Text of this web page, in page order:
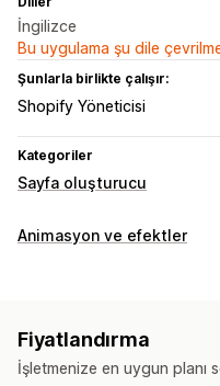
İngilizce
Bu uygulama şu dile
Şunlarla birlikte çalışır:
Shopify Yöneticisi
Kategoriler
Sayfa oluşturucu
Sayfa türleri
Basın sayfaları
Kariyer
Tema bölümleri Özel
Animasyon ve efektler
Özel animasyonlar
Mobil duyarlı
Fiyatlandırma
İşletmenize en uygun planı